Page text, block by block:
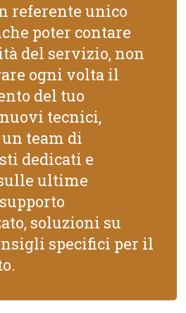
referente unico
poter contare
del servizio, non
ogni volta il
del tuo
tecnici,
team di
dedicati e
ultime
soluzioni su
specifici per il